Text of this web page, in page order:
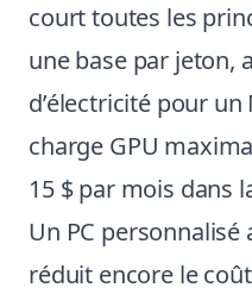
court toutes les
une base par jeton,
d’électricité pour
charge GPU
15 $ par mois dans
Un PC personnalisé
réduit encore le